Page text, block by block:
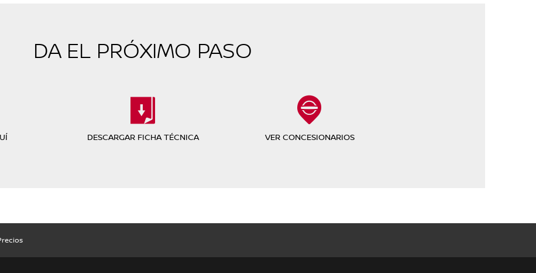
DA EL PRÓXIMO PASO
DESCARGAR FICHA TÉCNICA VER CONCESIONARIOS